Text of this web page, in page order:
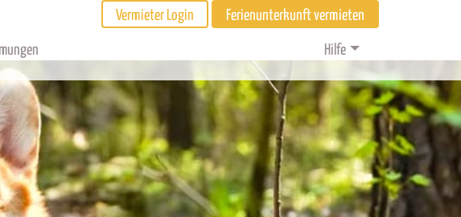
Vermieter Login Ferienunterkunft vermieten
Hilfe